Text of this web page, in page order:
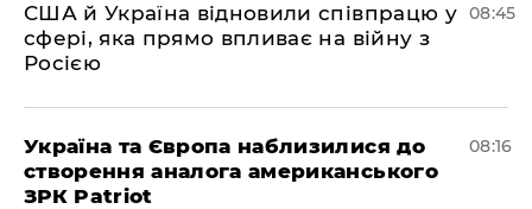
США й Україна відновили співпрацю у
сфері, яка прямо впливає на війну з
Росією
08:45
Україна та Європа наблизилися до
створення аналога американського
ЗРК Patriot
08:16